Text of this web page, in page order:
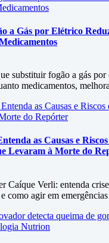
a Gás por Elétrico
substituir fogão a gás
medicamentos,
as Causas e
Levaram à Morte do
Caíque Verli: entenda
como agir em